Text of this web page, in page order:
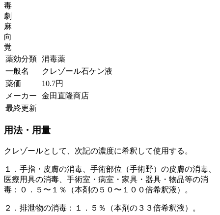
毒
劇
麻
向
覚
薬効分類 消毒薬
一般名
クレゾール石ケン液
薬価
10.7円
メーカー
金田直隆商店
最終更新
用法・用量
クレゾールとして、次記の濃度に希釈して使用する。
１．手指・皮膚の消毒、手術部位（手術野）の皮膚の消毒、
医療用具の消毒、手術室・病室・家具・器具・物品等の消
毒：０．５〜１％（本剤の５０〜１００倍希釈液）。
２．排泄物の消毒：１．５％（本剤の３３倍希釈液）。